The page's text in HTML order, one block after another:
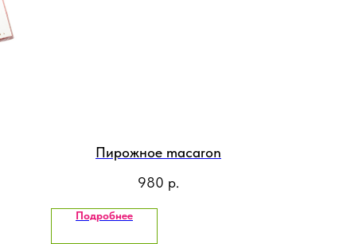
Пирожное macaron
980 р.
Подробнее